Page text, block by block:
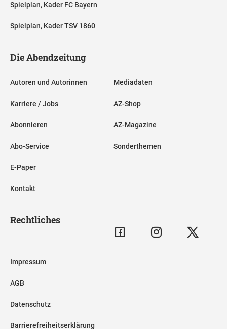
Spielplan, Kader FC Bayern
Spielplan, Kader TSV 1860
Die Abendzeitung
Autoren und Autorinnen
Karriere / Jobs
Abonnieren
Abo-Service
E-Paper
Kontakt
Mediadaten
AZ-Shop
AZ-Magazine
Sonderthemen
Rechtliches
Impressum
AGB
Datenschutz
Barrierefreiheitserklärung